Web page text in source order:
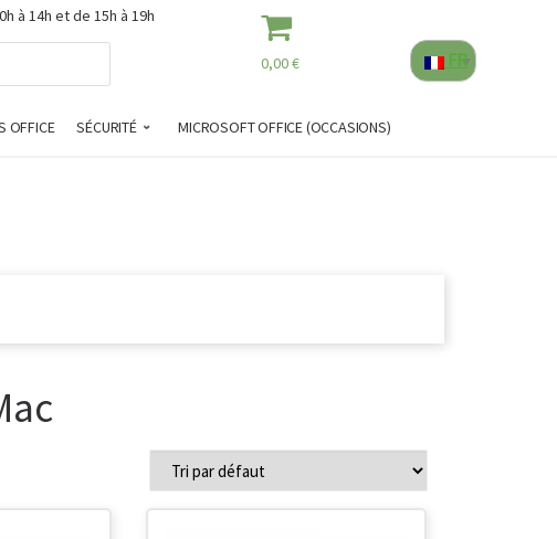
à 14h et de 15h à 19h
0,00 € FR
OFFICE SÉCURITÉ MICROSOFT OFFICE (OCCASIONS)